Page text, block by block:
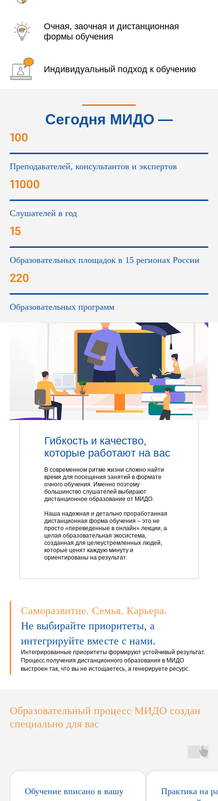
Очная, заочная и дистанционная
формы обучения
Индивидуальный подход к обучению
Сегодня МИДО —
100
Преподавателей, консультантов и экспертов
11000
Слушателей в год
15
Образовательных площадок в 15 регионах России
220
Образовательных программ
Гибкость и качество,
которые работают на вас
В современном ритме жизни сложно найти
время для посещения занятий в формате
очного обучения. Именно поэтому
большинство слушателей выбирают
дистанционное образование от МИДО.
Наша надежная и детально проработанная
дистанционная форма обучения – это не
просто «переведенные в онлайн» лекции, а
целая образовательная экосистема,
созданная для целеустремленных людей,
которые ценят каждую минуту и
ориентированы на результат.
Саморазвитие. Семья. Карьера.
Не выбирайте приоритеты, а
интегрируйте вместе с нами.
Интегрированные приоритеты формируют устойчивый результат.
Процесс получения дистанционного образования в МИДО
выстроен так, что вы не истощаетесь, а генерируете ресурс.
Образовательный процесс МИДО создан
специально для вас
Обучение вписано в вашу
Практика на